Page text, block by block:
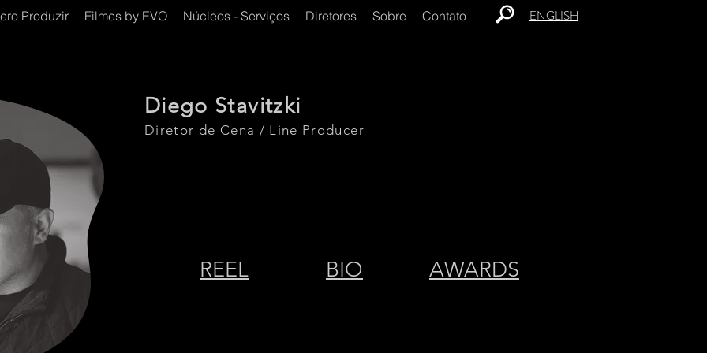
Produzir Filmes by EVO Núcleos - Serviços Diretores Sobre Contato ENGLISH
Diego Stavitzki
Diretor de Cena / Line Producer
REEL BIO AWARDS